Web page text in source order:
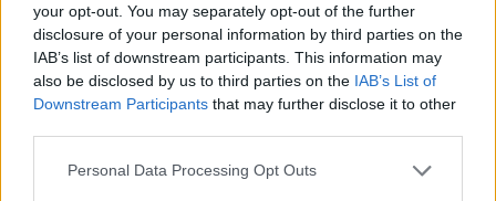
your opt-out. You may separately opt-out of the further
disclosure of your personal information by third parties on the
IAB’s list of downstream participants. This information may
also be disclosed by us to third parties on the IAB’s List of
Downstream Participants that may further disclose it to other
Personal Data Processing Opt Outs
Ακολουθήστε το onalert.gr στοGoogle
Newsκαι μάθετε πρώτοι όλες τις ειδήσεις
για την άμυνα.